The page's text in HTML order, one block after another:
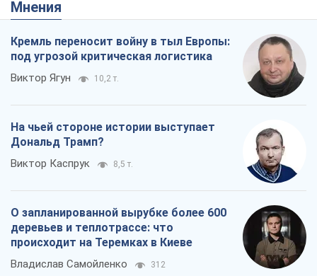
Мнения
Кремль переносит войну в тыл Европы:
под угрозой критическая логистика
Виктор Ягун 10,2 т.
На чьей стороне истории выступает
Дональд Трамп?
Виктор Каспрук 8,5 т.
О запланированной вырубке более 600
деревьев и теплотрассе: что
происходит на Теремках в Киеве
Владислав Самойленко 312